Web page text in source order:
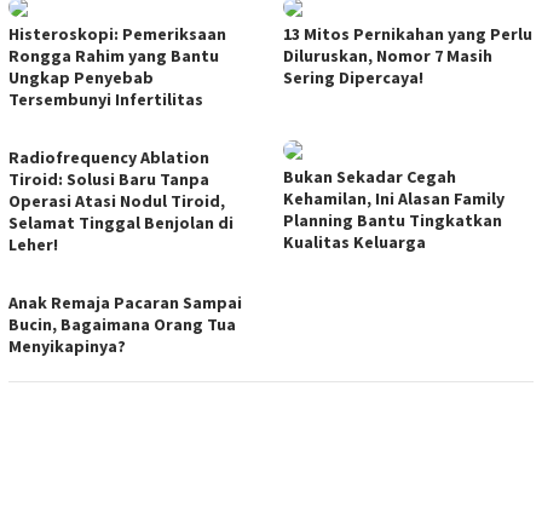
Histeroskopi: Pemeriksaan
Rongga Rahim yang Bantu
Ungkap Penyebab
Tersembunyi Infertilitas
13 Mitos Pernikahan yang Perlu
Diluruskan, Nomor 7 Masih
Sering Dipercaya!
Radiofrequency Ablation
Tiroid: Solusi Baru Tanpa
Operasi Atasi Nodul Tiroid,
Selamat Tinggal Benjolan di
Leher!
Bukan Sekadar Cegah
Kehamilan, Ini Alasan Family
Planning Bantu Tingkatkan
Kualitas Keluarga
Anak Remaja Pacaran Sampai
Bucin, Bagaimana Orang Tua
Menyikapinya?